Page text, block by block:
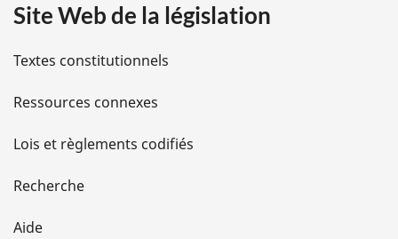
i
l
s
d
e
l
Site Web de la législation
Textes constitutionnels
Ressources connexes
Lois et règlements codifiés
Recherche
Aide